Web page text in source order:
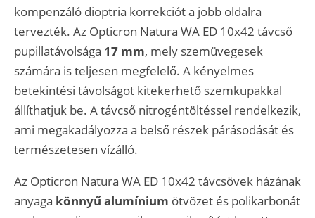
kompenzáló dioptria korrekciót a jobb oldalra
tervezték. Az Opticron Natura WA ED 10x42 távcső
pupillatávolsága 17 mm, mely szemüvegesek
számára is teljesen megfelelő. A kényelmes
betekintési távolságot kitekerhető szemkupakkal
állíthatjuk be. A távcső nitrogéntöltéssel rendelkezik,
ami megakadályozza a belső részek párásodását és
természetesen vízálló.
Az Opticron Natura WA ED 10x42 távcsövek házának
anyaga könnyű alumínium ötvözet és polikarbonát